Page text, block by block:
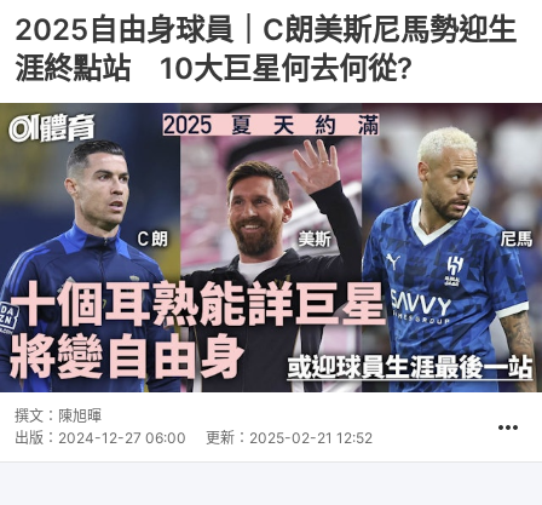
2025自由身球員｜C朗美斯尼馬勢迎生
涯終點站 10大巨星何去何從?
撰文： 陳旭暉
出版： 2024-12-27 06:00 更新： 2025-02-21 12:52